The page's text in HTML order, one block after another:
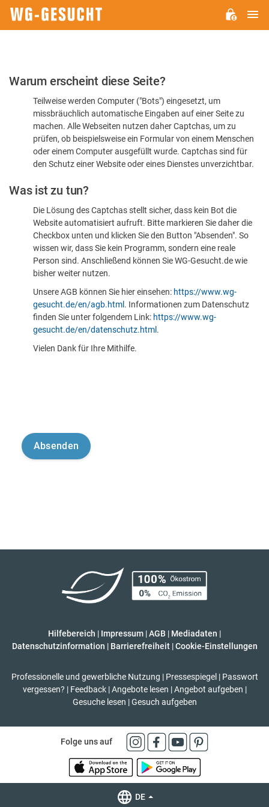
Bitte
dass
sind
Warum erscheint diese Seite?
Teilweise werden Computer ("Bots") eingesetzt, um
missbräuchlich automatische Eingaben auf einer Seite zu
machen. Alle Webseiten nutzen daher Captchas, um zu
prüfen, ob beispielsweise ein Formular von einem Menschen
oder einem Computer ausgefüllt wurde. Captchas sind für
den Schutz einer Website oder eines Dienstes unverzichtbar.
Was ist zu tun?
Die Lösung des Captchas stellt sicher, dass kein Bot die
Website automatisiert aufruft. Bitte markieren Sie daher die
Checkbox unten und klicken Sie den Button "Absenden". So
wissen wir, dass Sie kein Programm, sondern eine reale
Person sind. Anschließend können Sie WG-Gesucht.de wie
bisher weiter nutzen.
Unsere AGB können Sie hier einsehen: https://www.wg-
gesucht.de/en/agb.html . Informationen zum Datenschutz
finden Sie unter folgendem Link: https://www.wg-
gesucht.de/en/datenschutz.html .
Vielen Dank für Ihre Mithilfe.
Hilfebereich | Impressum |AGB | Mediadaten |
Datenschutzinformation | Barrierefreiheit | Cookie-Einstellungen
Professionelle und gewerbliche Nutzung | Pressespiegel | Passwort
vergessen? | Feedback | Angebote lesen | Angebot aufgeben |
Gesuche lesen | Gesuch aufgeben
Folge uns auf
DE